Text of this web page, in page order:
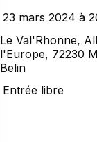
23 mars 2024 à
Le Val'Rhonne,
l'Europe, 72230
Belin
Entrée libre